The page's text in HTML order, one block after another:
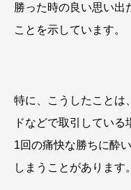
勝った時の良い思い出
ことを示しています。
特に、こうしたことは
ドなどで取引している
1回の痛快な勝ちに酔
しまうことがあります。